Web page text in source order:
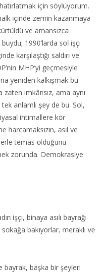
için söylüyorum.
içinde zemin kazanmaya
ve amansızca
1990’larda sol işçi
karşılaştığı saldırı ve
MHP’yi geçmesiyle
yeniden kalkışmak bu
imkânsız, ama aynı
anlamlı şey de bu. Sol,
ihtimallere kör
asıl ve
temas olduğunu
zorunda. Demokrasiye
işçi, binaya asılı bayrağı
bakıyorlar, meraklı ve
bayrak, başka bir şeyleri